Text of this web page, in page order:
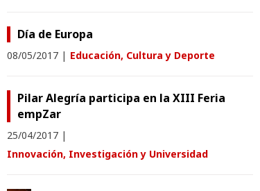
Día de Europa
08/05/2017 | Educación, Cultura y Deporte
Pilar Alegría participa en la XIII Feria
empZar
25/04/2017 |
Innovación, Investigación y Universidad